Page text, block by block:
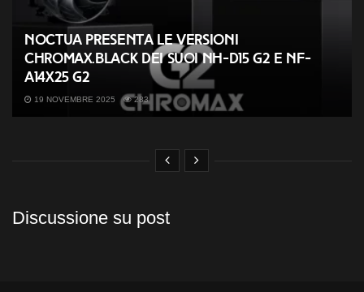
Noctua presenta le versioni
chromax.black dei suoi NH-D15 G2 e NF-
A14x25 G2
19 NOVEMBRE 2025 283
Discussione su post